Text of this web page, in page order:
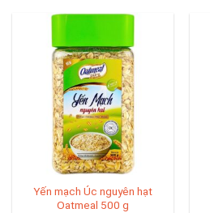
Yến mạch Úc nguyên hạt
Oatmeal 500 g